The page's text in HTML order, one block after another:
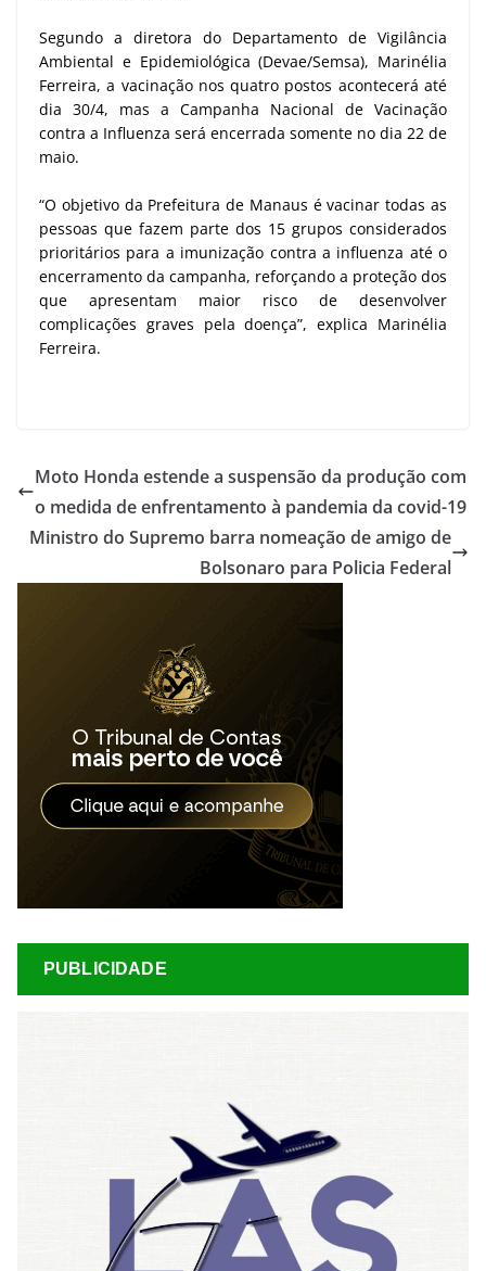
Segundo a diretora do Departamento de Vigilância
Ambiental e Epidemiológica (Devae/Semsa), Marinélia
Ferreira, a vacinação nos quatro postos acontecerá até
dia 30/4, mas a Campanha Nacional de Vacinação
contra a Influenza será encerrada somente no dia 22 de
maio.
“O objetivo da Prefeitura de Manaus é vacinar todas as
pessoas que fazem parte dos 15 grupos considerados
prioritários para a imunização contra a influenza até o
encerramento da campanha, reforçando a proteção dos
que apresentam maior risco de desenvolver
complicações graves pela doença”, explica Marinélia
Ferreira.
Moto Honda estende a suspensão da produção com
o medida de enfrentamento à pandemia da covid-19
Ministro do Supremo barra nomeação de amigo de
Bolsonaro para Policia Federal
PUBLICIDADE